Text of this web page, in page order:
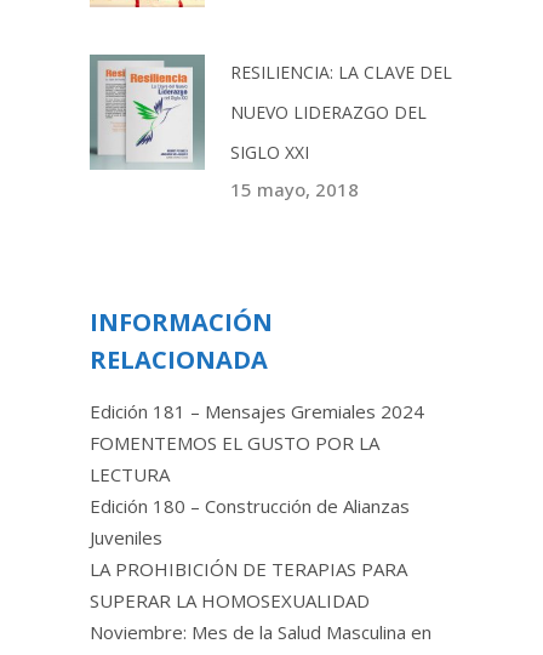
RESILIENCIA: LA CLAVE DEL
NUEVO LIDERAZGO DEL
SIGLO XXI
15 mayo, 2018
INFORMACIÓN
RELACIONADA
Edición 181 – Mensajes Gremiales 2024
FOMENTEMOS EL GUSTO POR LA
LECTURA
Edición 180 – Construcción de Alianzas
Juveniles
LA PROHIBICIÓN DE TERAPIAS PARA
SUPERAR LA HOMOSEXUALIDAD
Noviembre: Mes de la Salud Masculina en